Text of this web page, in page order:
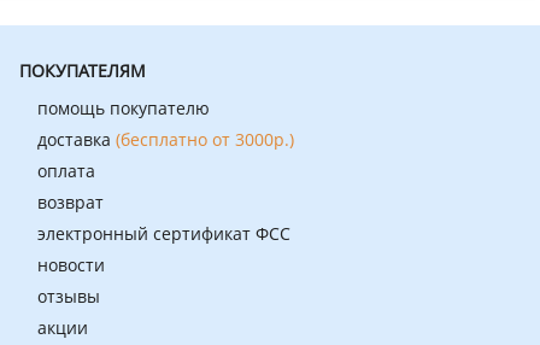
ПОКУПАТЕЛЯМ
помощь покупателю
доставка (бесплатно от 3000р.)
оплата
возврат
электронный сертификат ФСС
новости
отзывы
акции